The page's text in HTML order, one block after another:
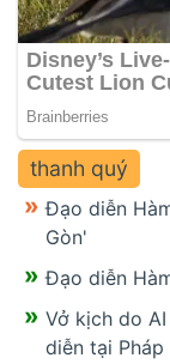
thanh quý
Đạo diễn
Gòn'
Đạo diễn
Vở kịch do
diễn tại Pháp